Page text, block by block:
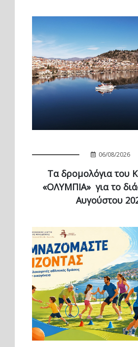
06/08/2026
Τα δρομολόγια του
«ΟΛΥΜΠΙΑ» για το
Αυγούστου